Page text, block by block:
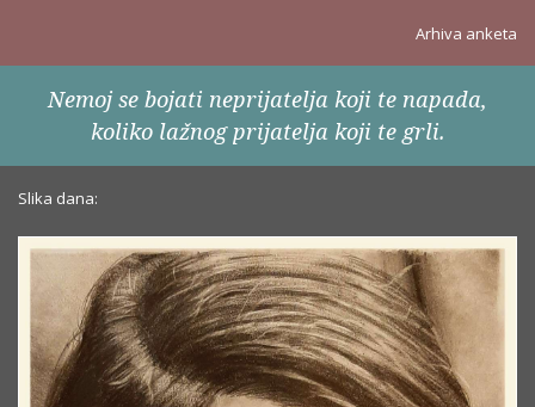
Arhiva anketa
Nemoj se bojati neprijatelja koji te napada,
koliko lažnog prijatelja koji te grli.
Slika dana: